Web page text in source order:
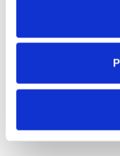
Fugees - The Score